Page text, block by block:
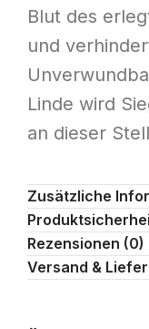
Blut des
und
Linde wird
an dieser
Zusätzliche
Rezensionen (0)
Versand &